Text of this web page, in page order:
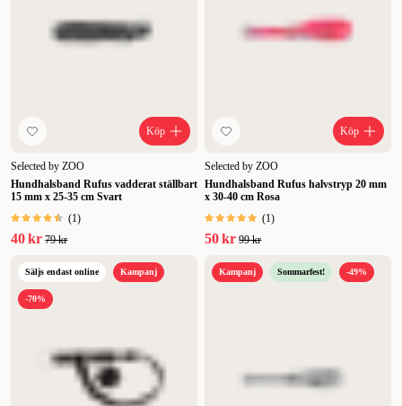
Köp
Selected by ZOO
Hundhalsband Rufus vadderat ställbart
15 mm x 25-35 cm Svart
(1)
40 kr 79 kr
Köp
Selected by ZOO
Hundhalsband Rufus halvstryp 20 mm
x 30-40 cm Rosa
(1)
50 kr 99 kr
Säljs endast online Kampanj
-70%
Kampanj Sommarfest! -49%